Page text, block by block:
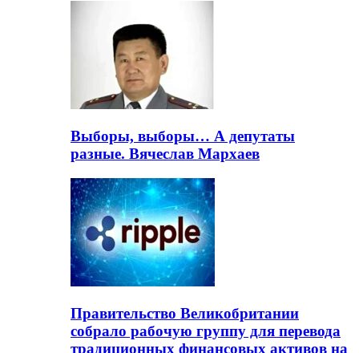
Выборы, выборы… А депутаты
разные. Вячеслав Мархаев
Правительство Великобритании
собрало рабочую группу для перевода
традиционных финансовых активов на